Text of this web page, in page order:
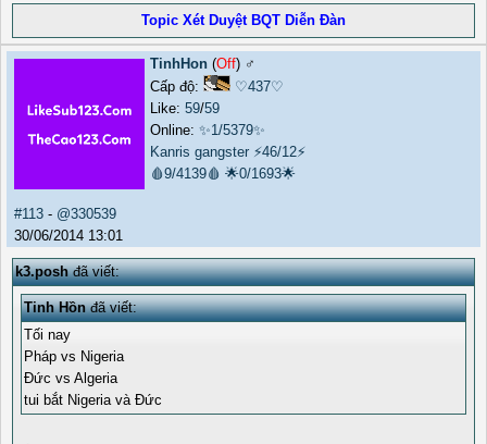
Topic Xét Duyệt BQT Diễn Đàn
TinhHon (Off) ♂️
Cấp độ:
♡437♡
Like: 59/59
Online: ✨1/5379✨
Kanris gangster ⚡46/12⚡
🩸9/4139🩸 🌟0/1693🌟
#113 - @330539
30/06/2014 13:01
k3.poshđã viết:
Tinh Hồnđã viết:
Tối nay
Pháp vs Nigeria
Đức vs Algeria
tui bắt Nigeria và Đức